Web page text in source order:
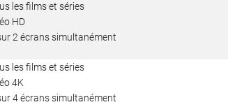
les films et séries
HD
2 écrans simultanément
les films et séries
4K
4 écrans simultanément